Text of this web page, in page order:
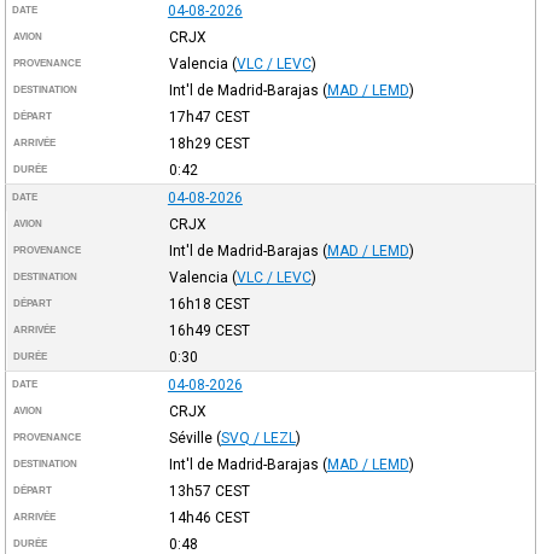
DATE 04-08-2026
AVION CRJX
PROVENANCE Valencia (VLC / LEVC)
DESTINATION Int'l de Madrid-Barajas (MAD / LEMD)
DÉPART 17h47 CEST
ARRIVÉE 18h29 CEST
DURÉE 0:42
DATE 04-08-2026
AVION CRJX
PROVENANCE Int'l de Madrid-Barajas (MAD / LEMD)
DESTINATION Valencia (VLC / LEVC)
DÉPART 16h18 CEST
ARRIVÉE 16h49 CEST
DURÉE 0:30
DATE 04-08-2026
AVION CRJX
PROVENANCE Séville (SVQ / LEZL )
DESTINATION Int'l de Madrid-Barajas (MAD / LEMD)
DÉPART 13h57 CEST
ARRIVÉE 14h46 CEST
DURÉE 0:48